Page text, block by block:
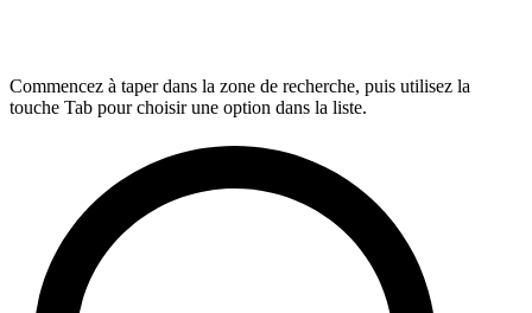
Commencez à taper dans la zone de recherche, puis utilisez la
touche Tab pour choisir une option dans la liste.